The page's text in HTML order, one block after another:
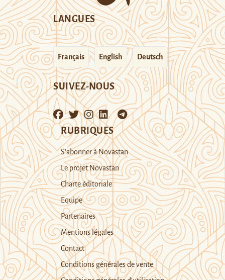
LANGUES
Français English Deutsch
SUIVEZ-NOUS
RUBRIQUES
S’abonner à Novastan
Le projet Novastan
Charte éditoriale
Equipe
Partenaires
Mentions légales
Contact
Conditions générales de vente